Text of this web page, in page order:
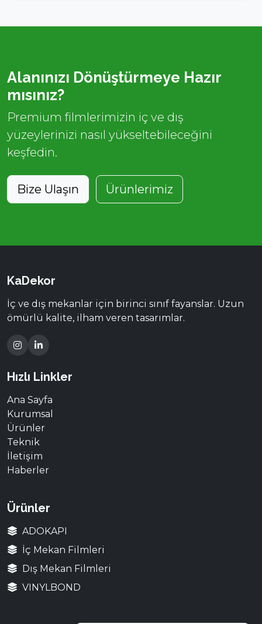
Alanınızı Dönüştürmeye Hazır
mısınız?
Premium filmlerimizin iç ve dış
yüzeylerinizi nasıl yükseltebileceğini
keşfedin.
Bize Ulaşın Ürünlerimiz
KaDekor
İç ve dış mekanlar için birinci sınıf fayanslar. Uzun
ömürlü kalite, ilham veren tasarımlar.
Hızlı Linkler
Ana Sayfa
Kurumsal
Ürünler
Teknik
İletişim
Haberler
Ürünler
ADOKAPI
İç Mekan Filmleri
Dış Mekan Filmleri
VINYLBOND